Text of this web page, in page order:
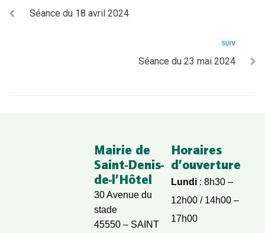
Séance du 18 avril 2024
SUIV
Séance du 23 mai 2024
Mairie de
Saint-Denis-
de-l’Hôtel
30 Avenue du
stade
45550 – SAINT
Horaires
d’ouverture
Lundi: 8h30 –
12h00 / 14h00 –
17h00